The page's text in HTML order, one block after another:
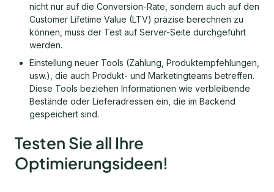
nicht nur auf die Conversion-Rate, sondern auch auf den
Customer Lifetime Value (LTV) präzise berechnen zu
können, muss der Test auf Server-Seite durchgeführt
werden.
Einstellung neuer Tools (Zahlung, Produktempfehlungen,
usw.), die auch Produkt- und Marketingteams betreffen.
Diese Tools beziehen Informationen wie verbleibende
Bestände oder Lieferadressen ein, die im Backend
gespeichert sind.
Testen Sie all Ihre
Optimierungsideen!